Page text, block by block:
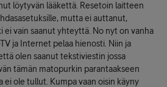
löytyvän lääkettä. Resetoin laitteen
mutta ei auttanut,
ei vain saanut yhteyttä. No nyt on vanha
ja Internet pelaa hienosti. Niin ja
olen saanut tekstiviestin jossa
tämän matopurkin parantaakseen
ei ole tullut. Kumpa vaan oisin käyny